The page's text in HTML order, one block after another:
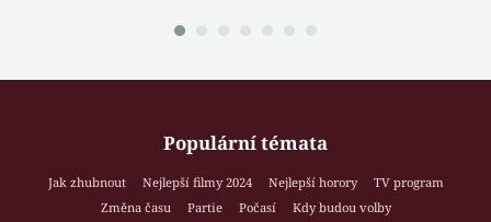
Populární témata
Jak zhubnout Nejlepší filmy 2024 Nejlepší horory
TV program
Změna času
Partie Počasí
Kdy budou volby